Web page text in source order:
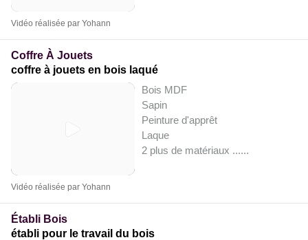
Vidéo réalisée par Yohann
Coffre À Jouets
coffre à jouets en bois laqué
Bois MDF
Sapin
Peinture d'apprêt
Laque
2 plus de matériaux ......
Vidéo réalisée par Yohann
Établi Bois
établi pour le travail du bois